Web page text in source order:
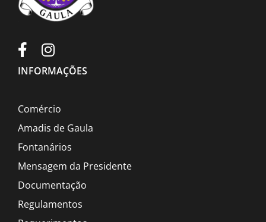
INFORMAÇÕES
Comércio
Amadis de Gaula
Fontanários
Mensagem da Presidente
Documentação
Regulamentos